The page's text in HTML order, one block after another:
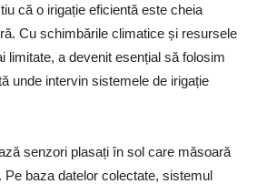
că o irigație eficientă este cheia
Cu schimbările climatice și resursele
limitate, a devenit esențial să folosim
unde intervin sistemele de irigație
senzori plasați în sol care măsoară
Pe baza datelor colectate, sistemul